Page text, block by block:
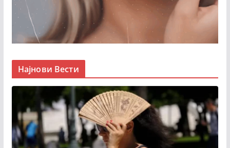
Најнови Вести